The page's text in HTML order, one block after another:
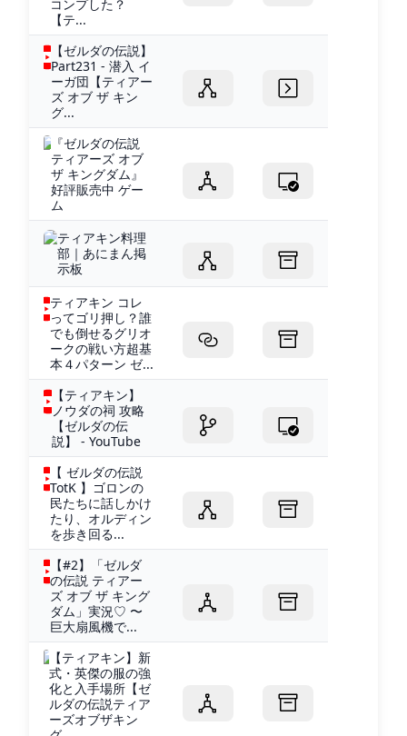
コンプした？
【テ...
【ゼルダの伝説】
Part231 - 潜入 イ
ーガ団【ティアー
ズ オブ ザ キン
グ...
『ゼルダの伝説
ティアーズ オブ
ザ キングダム』
好評販売中 ゲー
ム
ティアキン料理
部｜あにまん掲
示板
ティアキン コレ
ってゴリ押し？誰
でも倒せるグリオ
ークの戦い方超基
本４パターン ゼ...
【ティアキン】
ノウダの祠 攻略
【ゼルダの伝
説】 - YouTube
【 ゼルダの伝説
TotK 】ゴロンの
民たちに話しかけ
たり、オルディン
を歩き回る...
【#2】「ゼルダ
の伝説 ティアー
ズ オブ ザ キング
ダム」実況♡ 〜
巨大扇風機で...
【ティアキン】新
式・英傑の服の強
化と入手場所【ゼ
ルダの伝説ティア
ーズオブザキン